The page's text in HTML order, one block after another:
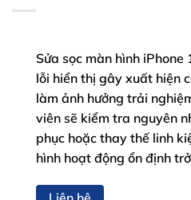
Sửa sọc màn hình
lỗi hiển thị gây xuất hiện
làm ảnh hưởng trải
viên sẽ kiểm tra nguyên
phục hoặc thay thế linh
hình hoạt động ổn định